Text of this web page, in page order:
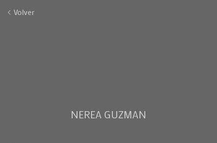
Volver
NEREA GUZMAN